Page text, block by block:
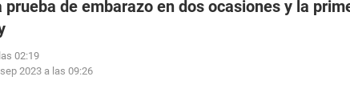
prueba de embarazo en dos ocasiones y la
02:19
2023 a las 09:26